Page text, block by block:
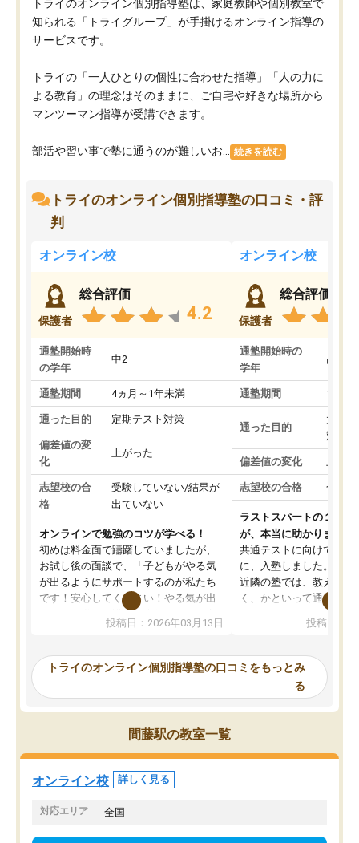
トライのオンライン個別指導塾は、家庭教師や個別教室で
知られる「トライグループ」が手掛けるオンライン指導の
サービスです。
トライの「一人ひとりの個性に合わせた指導」「人の力に
よる教育」の理念はそのままに、ご自宅や好きな場所から
マンツーマン指導が受講できます。
部活や習い事で塾に通うのが難しいお... 続きを読む
トライのオンライン個別指導塾の口コミ・評
判
オンライン校
保護者
総合評価
4.2
通塾開始時
の学年
中2
通塾期間 4ヵ月～1年未満
通った目的 定期テスト対策
偏差値の変
化
上がった
志望校の合
格
受験していない/結果が
出ていない
オンラインで勉強のコツが学べる！
初めは料金面で躊躇していましたが、
お試し後の面談で、「子どもがやる気
が出るようにサポートするのが私たち
です！安心してください！やる気が出
ないのは私たち講師の責任です」と言
ってくださり、確かに！と考えて、思
ったんですが、学生の先生から学ぶこ
み、徐々に成績が上がったらいいなと
思っていました。何が今足りないのか
を的確に指導いただき、子どももびっ
くりするほど楽しんでやる気を持って
塾を受けています。狙い通り、少しず
つ成績も上がり、苦手意識も無くなっ
てきたので、さらに苦手な数学も追加
でお願いしました。来年の高校受験に
投稿日：2026年03月13日
オンライン校
保護者
総合評価
通塾開始時の
学年
高3
通塾期間 1～3
通った目的
大学
対策
偏差値の変化 上が
志望校の合格 合格
ラストスパートの１か月
が、本当に助かりました
共通テストに向けての追
に、入塾しました。田舎
近隣の塾では、教えても
く、かといって通うには
可能なので本当に助か
らないところをピンポイ
頂いて、とてもわかり
していました。一生を
スト、多少お金がかかっ
投稿日：
トライのオンライン個別指導塾の口コミをもっとみ
る
間藤駅の教室一覧
オンライン校 詳しく見る
対応エリア 全国